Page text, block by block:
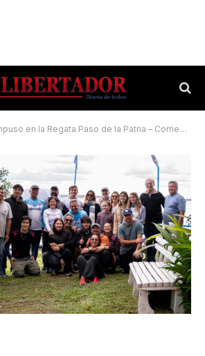
en la Regata Paso de la Patria – Corrientes